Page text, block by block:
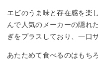
エビのうま味と存在感を楽
んで人気のメーカーの隠れ
ぎをプラスしており、一口
あたためて食べるのはもち